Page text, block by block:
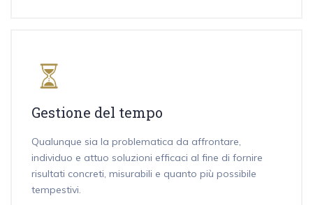
Gestione del tempo
Qualunque sia la problematica da affrontare,
individuo e attuo soluzioni efficaci al fine di fornire
risultati concreti, misurabili e quanto più possibile
tempestivi.